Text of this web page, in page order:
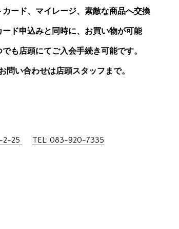
カード、マイレージ、素敵な商品へ交換
ド申込みと同時に、お買い物が可能
でも店頭にてご入会手続き可能です。
問い合わせは店頭スタッフまで。
2-25 TEL: 083-920-7335